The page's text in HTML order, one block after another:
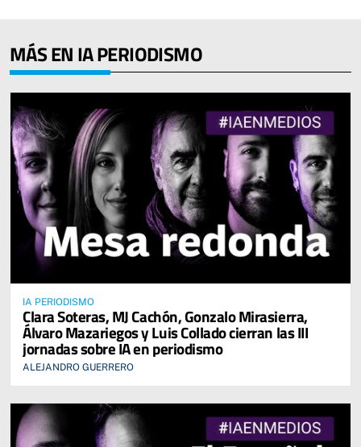
MÁS EN IA PERIODISMO
IA PERIODISMO
Clara Soteras, MJ Cachón, Gonzalo Mirasierra,
Álvaro Mazariegos y Luis Collado cierran las III
jornadas sobre IA en periodismo
ALEJANDRO GUERRERO